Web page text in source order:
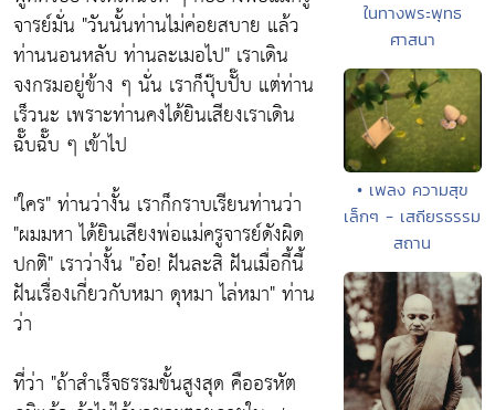
จารย์มั่น "วันนั้นท่านไม่ค่อยสบาย แล้ว
ท่านนอนหลับ ท่านละเมอไป" เราเดิน
จงกรมอยู่ข้าง ๆ นั่น เราก็ปุ๊บปั๊บ แต่ท่าน
เร็วนะ เพราะท่านคงได้ยินเสียงเราเดิน
ฉั๊บฉั๊บ ๆ เข้าไป
"ใคร"ท่านว่างั้น เราก็กราบเรียนท่านว่า
"ผมมหา ได้ยินเสียงพ่อแม่ครูจารย์ดังผิด
ปกติ" เราว่างั้น "อ๋อ! ฝันละสิ ฝันเมื่อกี้นี้
ฝันเรื่องเกี่ยวกับหมา ดุหมา ไล่หมา"ท่าน
ว่า
ที่ว่า "ถ้าสำเร็จธรรมขั้นสูงสุด คืออรหัต
ในทางพระพุทธ
ศาสนา
• เพลง ความสุข
เล็กๆ - เสถียรธรรม
สถาน